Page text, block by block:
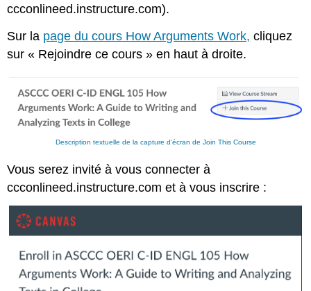
ccconlineed.instructure.com).
Sur la page du cours How Arguments Work, cliquez
sur « Rejoindre ce cours » en haut à droite.
Description textuelle de la capture d'écran de Join This Course
Vous serez invité à vous connecter à
ccconlineed.instructure.com et à vous inscrire :